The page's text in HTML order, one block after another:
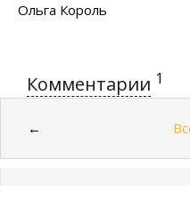
Ольга Король
Комментарии 1
←